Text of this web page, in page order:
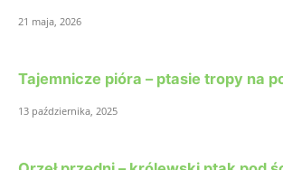
21 maja, 2026
Tajemnicze pióra – ptasie tropy na
13 października, 2025